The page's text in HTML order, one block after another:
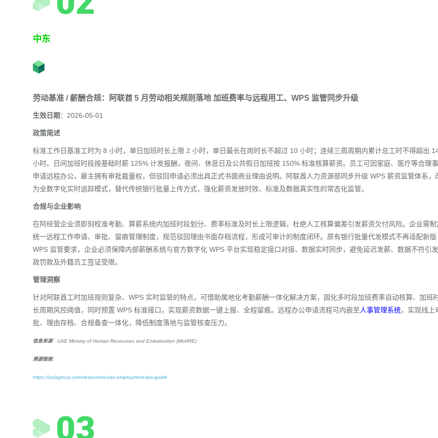
中东
劳动基准 / 薪酬合规：阿联酋 5 月劳动相关规则落地 加班费率与远程用工、WPS 监管同步升级
生效日期：2026-05-01
政策简述
标准工作日基准工时为 8 小时，单日加班时长上限 2 小时，单日最长在岗时长不超过 10 小时；连续三周周期内累计总工时不得超出
小时。日间加班时段按基础时薪 125% 计发报酬，夜间、休息日及公共假日加班按 150% 标准核算薪资。员工可因家庭、医疗等合理
申请远程办公，雇主拥有审批裁量权，但驳回申请必须出具正式书面商业理由说明。阿联酋人力资源部同步升级 WPS 薪资监管体系，
为全数字化实时追踪模式，替代传统银行批量上传方式，强化薪资发放时效、标准及数据真实性的常态化监管。
合规与企业影响
在阿经营企业须即刻校准考勤、算薪系统内加班时段划分、费率标准及时长上限逻辑，杜绝人工核算偏差引发薪资欠付风险。企业需制
统一远程工作申请、审批、留痕管理制度，规范驳回理由书面存档流程，形成可审计的制度闭环。原有银行批量代发模式不再适配新版
WPS 监管要求，企业必须保障内部薪酬系统与官方数字化 WPS 平台实现稳定接口对接、数据实时同步，避免延迟发薪、数据不符引
政罚款及外籍员工签证受限。
管理洞察
针对阿联酋工时加班规则复杂、WPS 实时监管的特点，可借助属地化考勤薪酬一体化解决方案，固化多时段加班费率自动核算、加班
长周期风控阈值，同时预置 WPS 标准接口，实现薪资数据一键上报、全程留痕。远程办公申请流程可内嵌至人事管理系统，实现线上
批、理由存档、合规备查一体化，降低制度落地与监管核查压力。
信息来源：UAE Ministry of Human Resources and Emiratisation (MoHRE)
溯源链接：
https://zolagroup.com/resources/uae-employment-law-guide